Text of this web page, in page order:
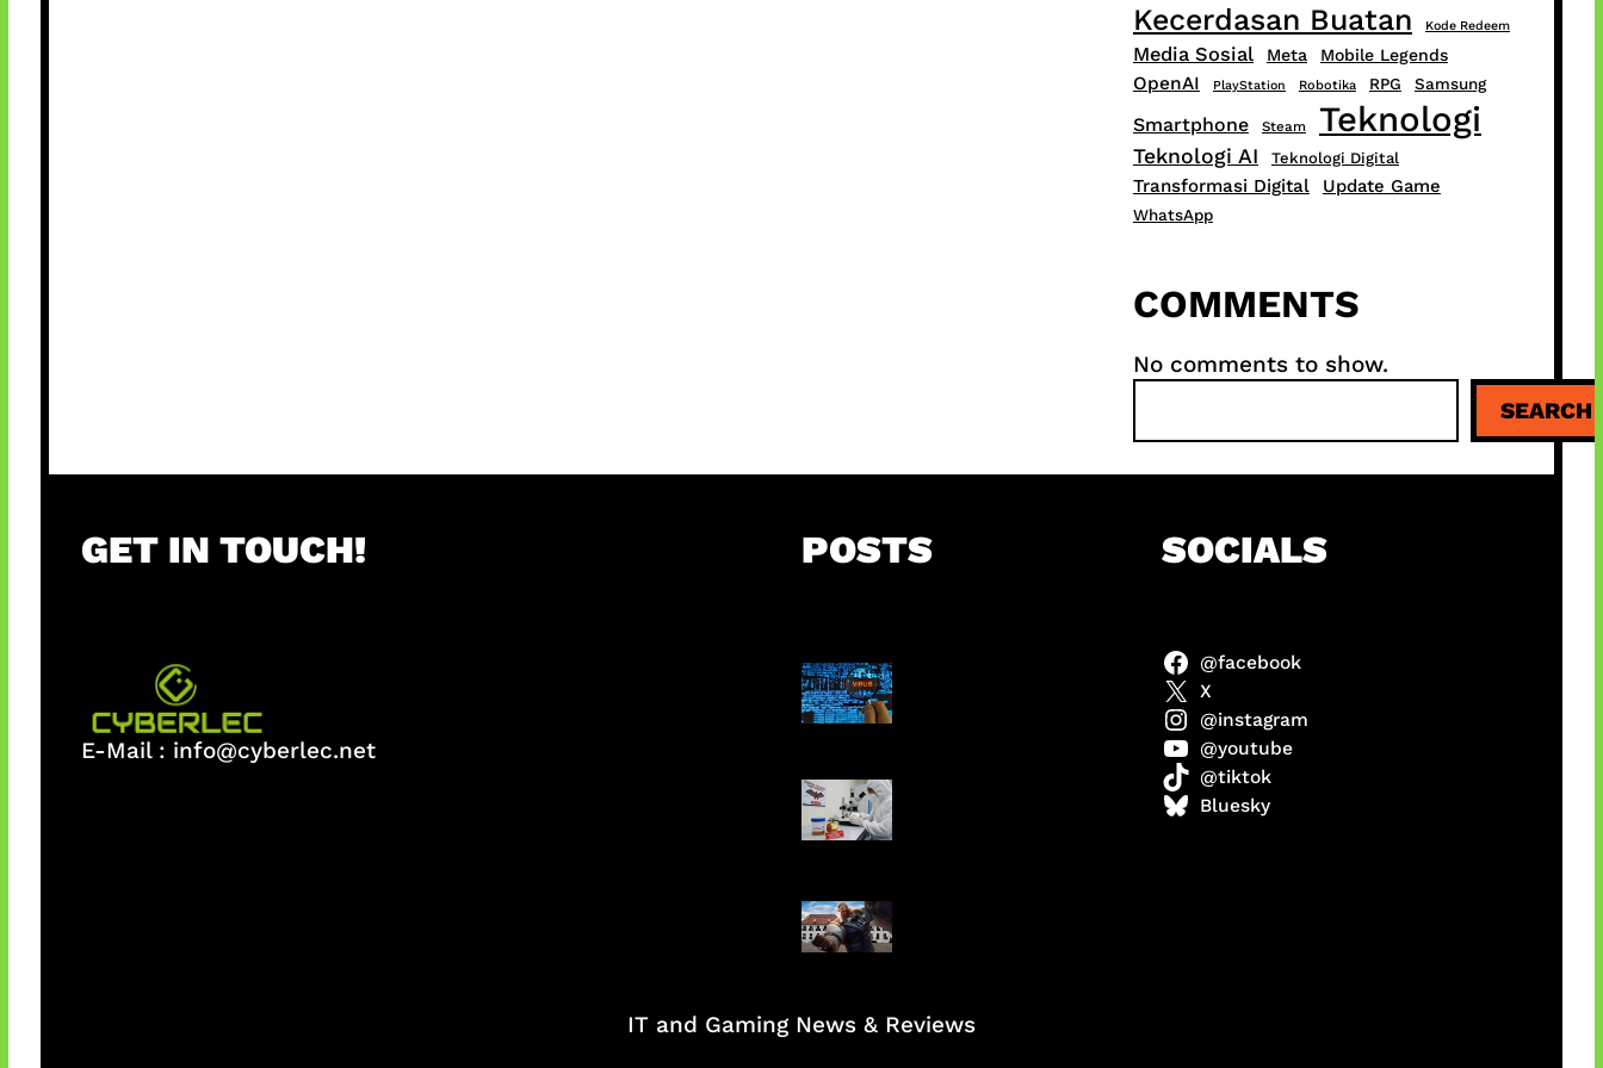
Kecerdasan Buatan Kode Redeem
Media Sosial Meta Mobile Legends
OpenAI PlayStation Robotika RPG Samsung
Smartphone Steam Teknologi
Teknologi AI Teknologi Digital
Transformasi Digital Update Game
WhatsApp
COMMENTS
No comments to show.
a
r
SEARCH
GET IN TOUCH!
E-Mail : info@cyberlec.net
POSTS
5 Virus Komputer
Pertama Dunia
AI Ciptakan Virus
Buatan Pertama
Baxia Revamp Bikin
Team Fight
SOCIALS
@facebook
X
@instagram
@youtube
@tiktok
Bluesky
IT and Gaming News & Reviews